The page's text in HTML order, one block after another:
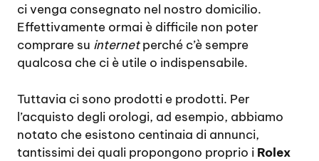
ci venga consegnato nel nostro domicilio.
Effettivamente ormai è difficile non poter
comprare su internetperché c’è sempre
qualcosa che ci è utile o indispensabile.
Tuttavia ci sono prodotti e prodotti. Per
l’acquisto degli orologi, ad esempio, abbiamo
notato che esistono centinaia di annunci,
tantissimi dei quali propongono proprio i Rolex